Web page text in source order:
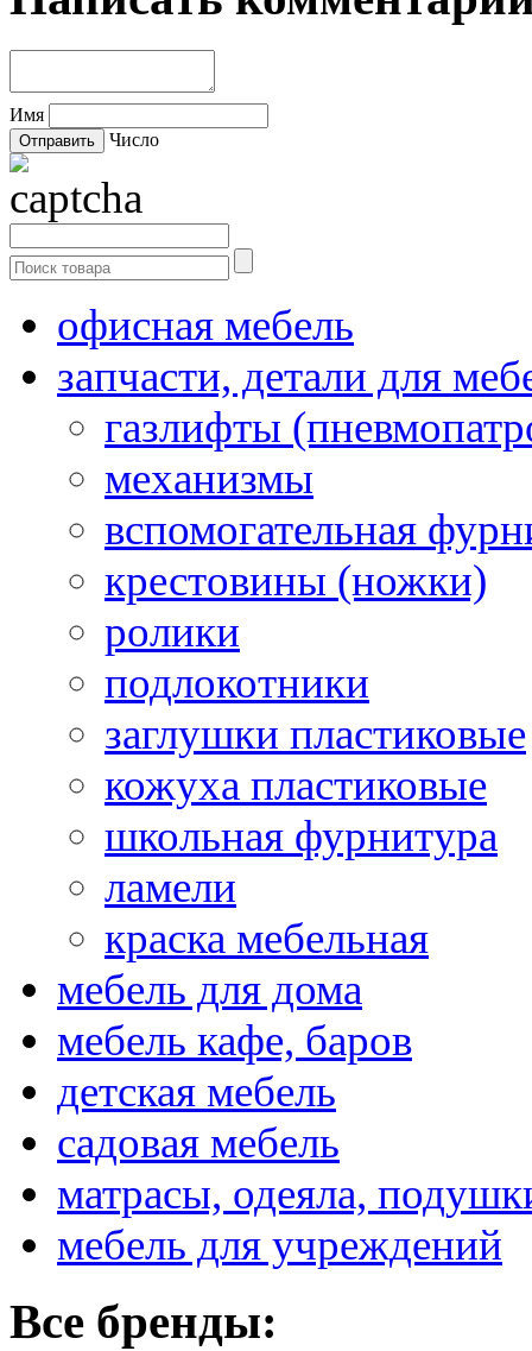
Имя
Число
офисная мебель
запчасти, детали для
газлифты
механизмы
вспомогательная
крестовины (ножки)
ролики
подлокотники
заглушки пластиковые
кожуха пластиковые
школьная фурнитура
ламели
краска мебельная
мебель для дома
мебель кафе, баров
детская мебель
садовая мебель
матрасы, одеяла,
мебель для учреждений
Все бренды: